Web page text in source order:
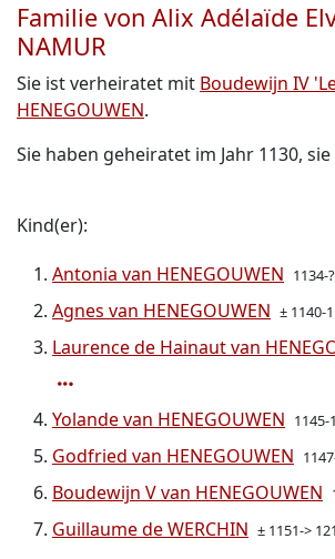
Familie von Alix Adélaïde
NAMUR
Sie ist verheiratet mit Boudewijn IV
HENEGOUWEN.
Sie haben geheiratet im Jahr 1130,
Kind(er):
Antonia van HENEGOUWEN 1134-
Agnes van HENEGOUWEN ± 1140-
Laurence de Hainaut van
Yolande van HENEGOUWEN 1145-
Godfried van HENEGOUWEN
Boudewijn V van HENEGOUWEN
Guillaume de WERCHIN ± 1151->